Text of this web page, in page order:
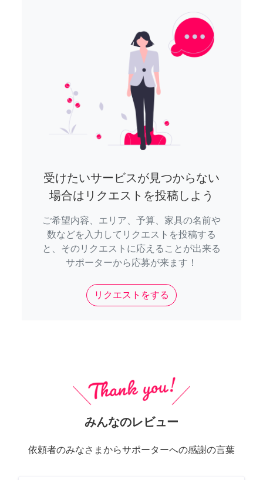
受けたいサービスが見つからない
場合はリクエストを投稿しよう
ご希望内容、エリア、予算、家具の名前や
数などを入力してリクエストを投稿する
と、そのリクエストに応えることが出来る
サポーターから応募が来ます！
リクエストをする
みんなのレビュー
依頼者のみなさまからサポーターへの感謝の言葉